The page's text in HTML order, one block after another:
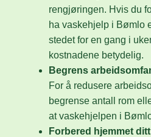
rengjøringen. Hvis du
ha vaskehjelp i Bømlo
stedet for en gang i
kostnadene betydelig.
Begrens
For å redusere
begrense antall rom
at vaskehjelpen i
Forbered hjemmet ditt